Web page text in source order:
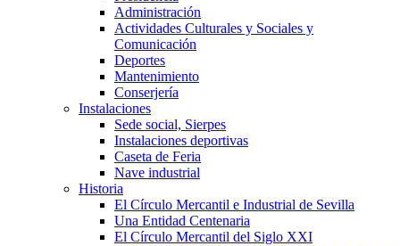
Administración
Actividades Culturales y Sociales y
Comunicación
Deportes
Mantenimiento
Conserjería
Instalaciones
Sede social, Sierpes
Instalaciones deportivas
Caseta de Feria
Nave industrial
Historia
El Círculo Mercantil e Industrial de Sevilla
Una Entidad Centenaria
El Círculo Mercantil del Siglo XXI